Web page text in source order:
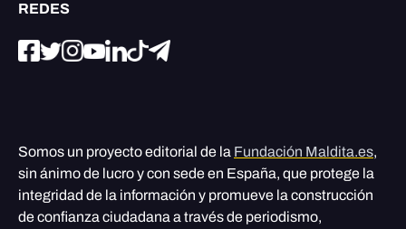
REDES
Somos un proyecto editorial de la Fundación Maldita.es,
sin ánimo de lucro y con sede en España, que protege la
integridad de la información y promueve la construcción
de confianza ciudadana a través de periodismo,